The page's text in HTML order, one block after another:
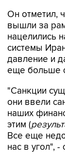
Он отметил,
вышли за
нацелились
системы
давление и
еще больше
"Санкции
они ввели
наших
этим (
Все еще
нас в угол",